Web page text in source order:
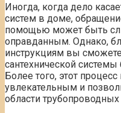
Иногда, когда дело
систем в доме,
помощью может быть
оправданным. Однако,
инструкциям вы
сантехнической
Более того, этот
увлекательным и
области трубопроводных